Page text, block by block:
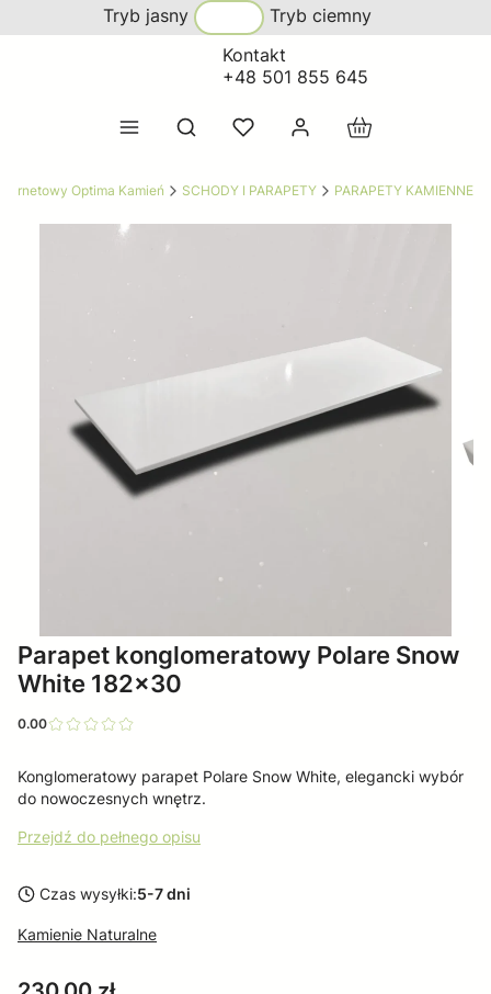
Tryb jasny
Tryb ciemny
Kontakt
+48 501 855 645
Otwórz wyszukiwarkę Produkty w
Optima Kamień SCHODY I PARAPETY PARAPETY KAMIENNE
Parapet konglomeratowy Polare Snow
White 182x30
0.00
Konglomeratowy parapet Polare Snow White, elegancki wybór
do nowoczesnych wnętrz.
Przejdź do pełnego opisu
Czas wysyłki:5-7 dni
Kamienie Naturalne